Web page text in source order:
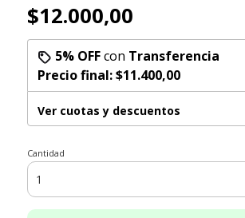
$12.000,00
5% OFFcon Transferencia
Precio final:$11.400,00
Ver cuotas y descuentos
Cantidad